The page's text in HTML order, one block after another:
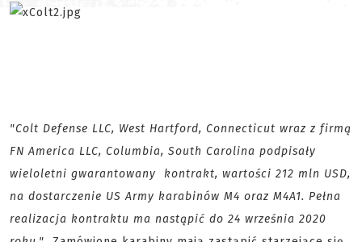
"Colt Defense LLC, West Hartford, Connecticut wraz z firmą
FN America LLC, Columbia, South Carolina podpisały
wieloletni gwarantowany kontrakt, wartości 212 mln USD,
na dostarczenie US Army karabinów M4 oraz M4A1. Pełna
realizacja kontraktu ma nastąpić do 24 września 2020